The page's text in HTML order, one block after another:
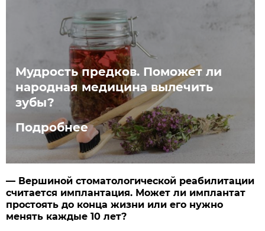
Мудрость предков. Поможет ли
народная медицина вылечить
зубы?
Подробнее
— Вершиной стоматологической реабилитации
считается имплантация. Может ли имплантат
простоять до конца жизни или его нужно
менять каждые 10 лет?